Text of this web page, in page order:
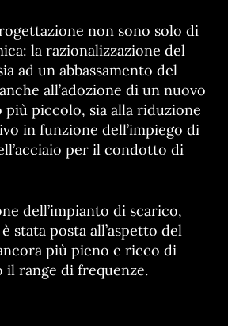
non sono solo di
la razionalizzazione del
ad un abbassamento del
all’adozione di un nuovo
piccolo, sia alla riduzione
in funzione dell’impiego di
per il condotto di
dell’impianto di scarico,
stata posta all’aspetto del
più pieno e ricco di
range di frequenze.